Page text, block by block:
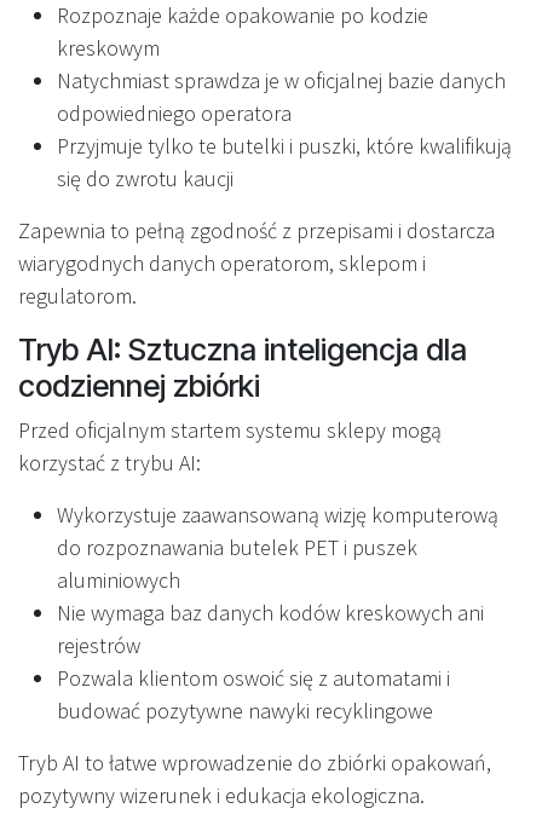
Rozpoznaje każde opakowanie po kodzie
kreskowym
Natychmiast sprawdza je w oficjalnej bazie danych
odpowiedniego operatora
Przyjmuje tylko te butelki i puszki, które kwalifikują
się do zwrotu kaucji
Zapewnia to pełną zgodność z przepisami i dostarcza
wiarygodnych danych operatorom, sklepom i
regulatorom.
Tryb AI: Sztuczna inteligencja dla
codziennej zbiórki
Przed oficjalnym startem systemu sklepy mogą
korzystać z trybu AI:
Wykorzystuje zaawansowaną wizję komputerową
do rozpoznawania butelek PET i puszek
aluminiowych
Nie wymaga baz danych kodów kreskowych ani
rejestrów
Pozwala klientom oswoić się z automatami i
budować pozytywne nawyki recyklingowe
Tryb AI to łatwe wprowadzenie do zbiórki opakowań,
pozytywny wizerunek i edukacja ekologiczna.